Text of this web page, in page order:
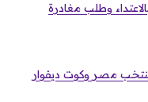
وطلب مغادرة
منتخب مصر وكوت ديفوار